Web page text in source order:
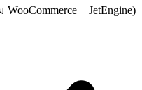
+ JetEngine)